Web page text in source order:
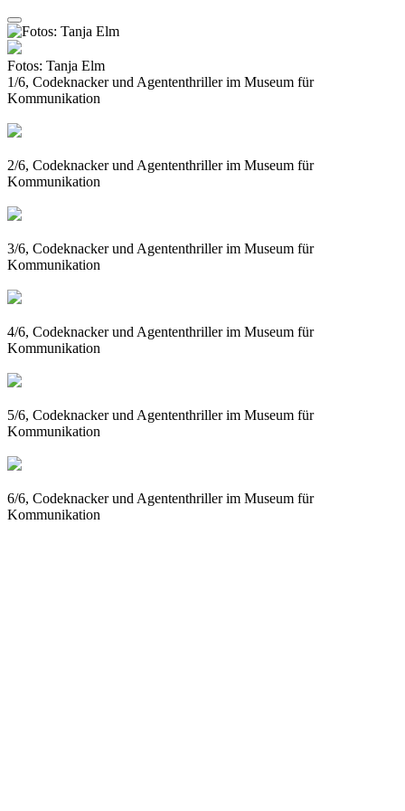
Fotos: Tanja Elm
1/6, Codeknacker und Agententhriller im Museum für
Kommunikation
2/6, Codeknacker und Agententhriller im Museum für
Kommunikation
3/6, Codeknacker und Agententhriller im Museum für
Kommunikation
4/6, Codeknacker und Agententhriller im Museum für
Kommunikation
5/6, Codeknacker und Agententhriller im Museum für
Kommunikation
6/6, Codeknacker und Agententhriller im Museum für
Kommunikation